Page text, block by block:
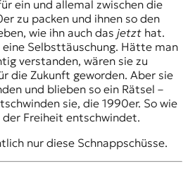
ein und allemal zwischen die
zu packen und ihnen so den
wie ihn auch das jetzthat.
Selbsttäuschung. Hätte man
verstanden, wären sie zu
die Zukunft geworden. Aber sie
und blieben so ein Rätsel –
sie, die 1990er. So wie
der Freiheit entschwindet.
nur diese Schnappschüsse.